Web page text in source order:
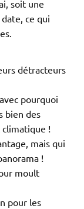
soit une
ce qui
détracteurs
pourquoi
bien des
climatique !
mais qui
!
moult
pour les